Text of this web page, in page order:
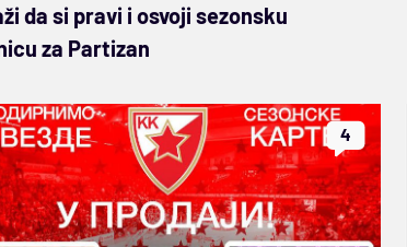
da si pravi i osvoji sezonsku
za Partizan
4